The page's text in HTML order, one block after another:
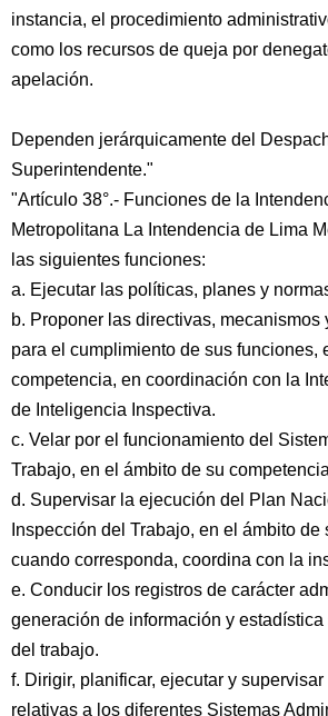
instancia, el procedimiento
como los recursos de queja por
apelación.
Dependen jerárquicamente del
Superintendente."
"Artículo 38°.- Funciones de la
Metropolitana La Intendencia de Lima
las siguientes funciones:
a. Ejecutar las políticas, planes y
b. Proponer las directivas, mecanismos
para el cumplimiento de sus funciones,
competencia, en coordinación con la
de Inteligencia Inspectiva.
c. Velar por el funcionamiento del
Trabajo, en el ámbito de su
d. Supervisar la ejecución del Plan
Inspección del Trabajo, en el ámbito de
cuando corresponda, coordina con la
e. Conducir los registros de carácter
generación de información y
del trabajo.
f. Dirigir, planificar, ejecutar y
relativas a los diferentes Sistemas